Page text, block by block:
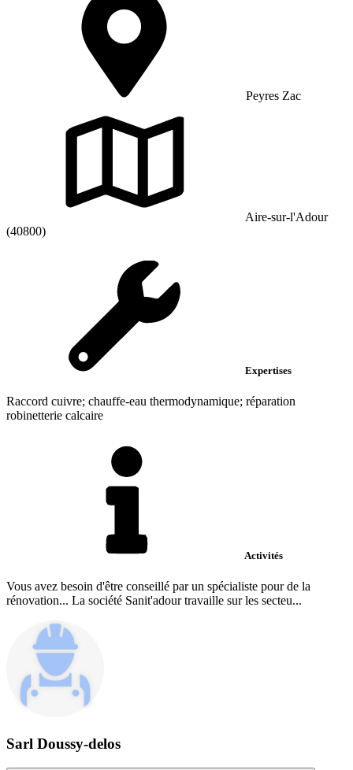
Peyres Zac
Aire-sur-l'Adour
(40800)
Expertises
Raccord cuivre; chauffe-eau thermodynamique; réparation
robinetterie calcaire
Activités
Vous avez besoin d'être conseillé par un spécialiste pour de la
rénovation... La société Sanit'adour travaille sur les secteu...
Sarl Doussy-delos